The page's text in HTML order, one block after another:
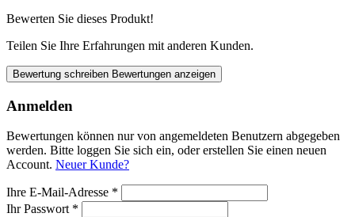
Bewerten Sie dieses Produkt!
Teilen Sie Ihre Erfahrungen mit anderen Kunden.
Bewertung schreiben Bewertungen anzeigen
Anmelden
Bewertungen können nur von angemeldeten Benutzern abgegeben
werden. Bitte loggen Sie sich ein, oder erstellen Sie einen neuen
Account. Neuer Kunde?
Ihre E-Mail-Adresse *
Ihr Passwort *